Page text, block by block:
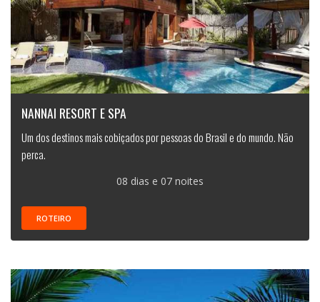
NANNAI RESORT E SPA
Um dos destinos mais cobiçados por pessoas do Brasil e do mundo. Não
perca.
08 dias e 07 noites
ROTEIRO